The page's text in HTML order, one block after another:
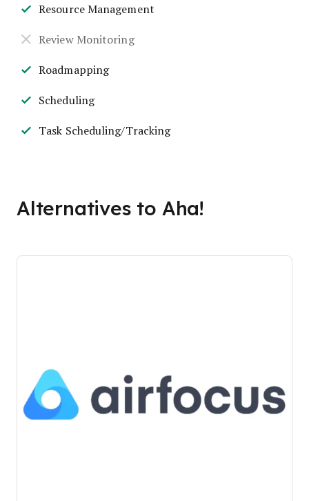
Resource Management
Review Monitoring
Roadmapping
Scheduling
Task Scheduling/Tracking
Alternatives to Aha!